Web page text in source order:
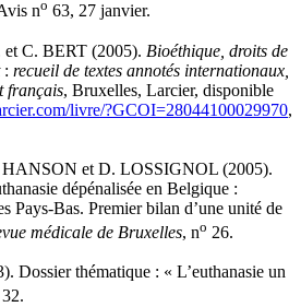
no 63, 27 janvier.
C. BERT (2005). Bioéthique, droits de
: recueil de textes annotés internationaux,
français, Bruxelles, Larcier, disponible
livre/?GCOI=28044100029970,
et D. LOSSIGNOL (2005).
dépénalisée en Belgique :
Pays-Bas. Premier bilan d’une unité de
médicale de Bruxelles, no 26.
Dossier thématique : « L’euthanasie un
32.